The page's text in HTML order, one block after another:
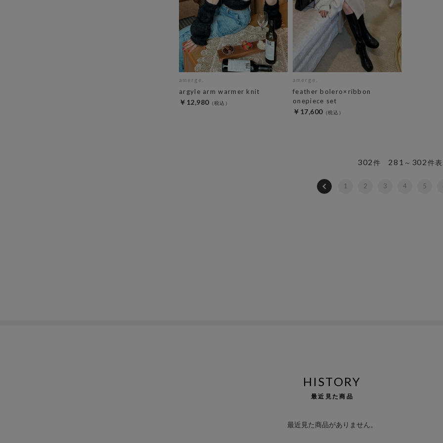
amerge.
argyle arm warmer knit
￥12,980
amerge.
feather bolero×ribbon
onepiece set
￥17,600
302件 281 ～ 302件
1 2 3 4 5
HISTORY
最近見た商品
最近見た商品がありません。